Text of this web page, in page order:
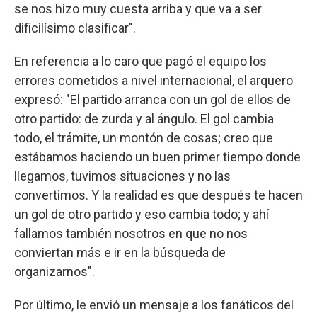
se nos hizo muy cuesta arriba y que va a ser
dificilísimo clasificar".
En referencia a lo caro que pagó el equipo los
errores cometidos a nivel internacional, el arquero
expresó: "El partido arranca con un gol de ellos de
otro partido: de zurda y al ángulo. El gol cambia
todo, el trámite, un montón de cosas; creo que
estábamos haciendo un buen primer tiempo donde
llegamos, tuvimos situaciones y no las
convertimos. Y la realidad es que después te hacen
un gol de otro partido y eso cambia todo; y ahí
fallamos también nosotros en que no nos
conviertan más e ir en la búsqueda de
organizarnos".
Por último, le envió un mensaje a los fanáticos del